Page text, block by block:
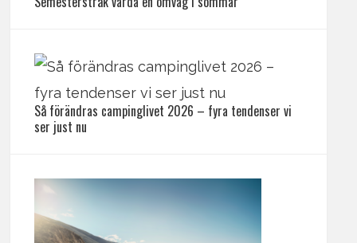
Så förändras campinglivet 2026 – fyra tendenser vi
ser just nu